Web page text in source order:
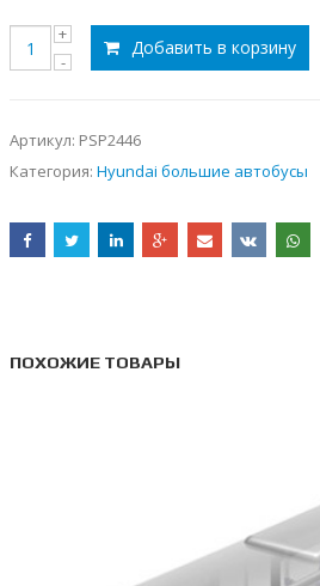
Добавить в корзину
Артикул: PSP2446
Категория: Hyundai большие автобусы
ПОХОЖИЕ ТОВАРЫ